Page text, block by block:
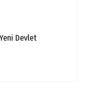
Devlet